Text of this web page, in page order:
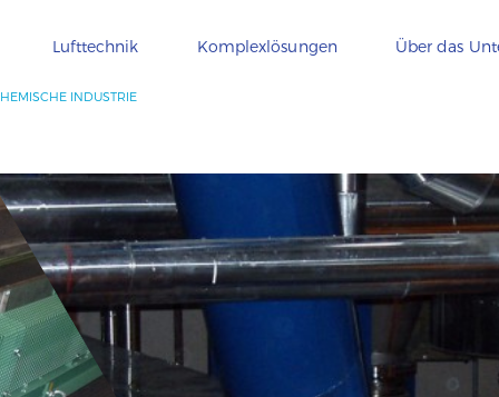
Lufttechnik Komplexlösungen Über das
INDUSTRIE